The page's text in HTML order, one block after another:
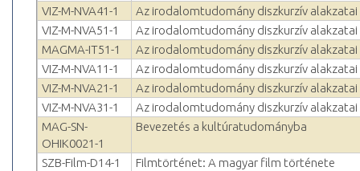
VIZ-M-NVA41-1
Az irodalomtudomány diszkurzív alakzatai
VIZ-M-NVA51-1
Az irodalomtudomány diszkurzív alakzatai
MAGMA-IT51-1
Az irodalomtudomány diszkurzív alakzatai
VIZ-M-NVA11-1
Az irodalomtudomány diszkurzív alakzatai
VIZ-M-NVA21-1
Az irodalomtudomány diszkurzív alakzatai
VIZ-M-NVA31-1
Az irodalomtudomány diszkurzív alakzatai
MAG-SN-
OHIK0021-1
Bevezetés a kultúratudományba
SZB-Film-D14-1
Filmtörténet: A magyar film története